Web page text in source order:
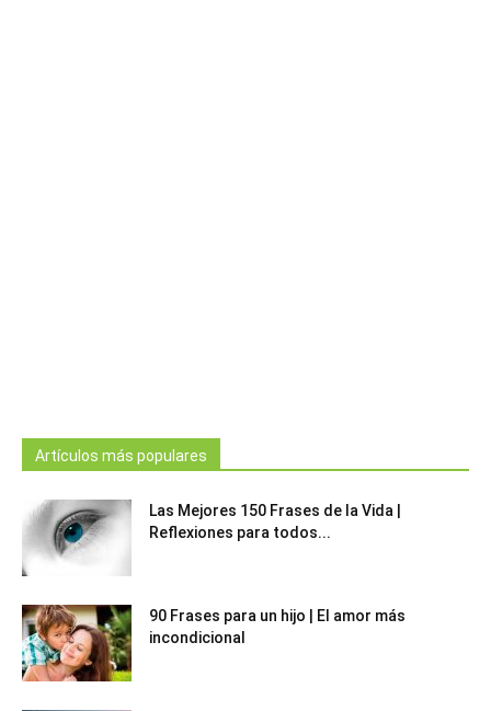
Artículos más populares
Las Mejores 150 Frases de la Vida |
Reflexiones para todos...
90 Frases para un hijo | El amor más
incondicional